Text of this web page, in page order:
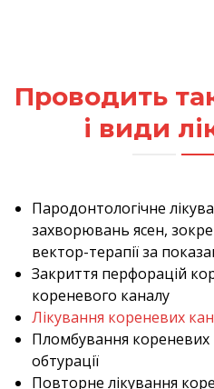
Проводить
і види
Пародонтологічне
захворювань ясен,
вектор-терапії за
Закриття перфорацій
кореневого каналу
Лікування кореневих
Пломбування
обтурації
Повторне лікування